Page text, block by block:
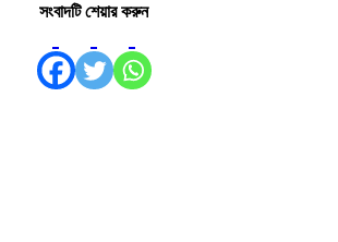
সংবাদটি শেয়ার করুন